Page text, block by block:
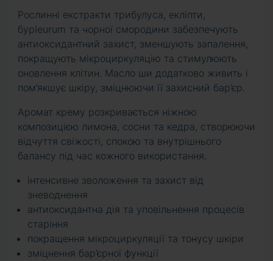
Рослинні екстракти трибулуса, екліпти,
буpleurum та чорної смородини забезпечують
антиоксидантний захист, зменшують запалення,
покращують мікроциркуляцію та стимулюють
оновлення клітин. Масло ши додатково живить і
пом’якшує шкіру, зміцнюючи її захисний бар’єр.
Аромат крему розкривається ніжною
композицією лимона, сосни та кедра, створюючи
відчуття свіжості, спокою та внутрішнього
балансу під час кожного використання.
інтенсивне зволоження та захист від
зневоднення
антиоксидантна дія та уповільнення процесів
старіння
покращення мікроциркуляції та тонусу шкіри
зміцнення бар’єрної функції